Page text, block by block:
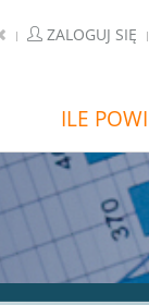
ZALOGUJ SIĘ
ILE